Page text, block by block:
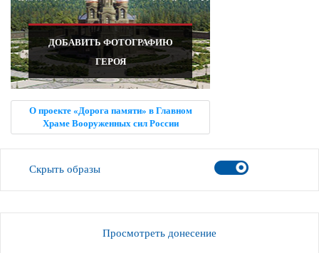
ДОБАВИТЬ ФОТОГРАФИЮ
ГЕРОЯ
О проекте «Дорога памяти» в Главном
Храме Вооруженных сил России
Скрыть образы
Просмотреть донесение